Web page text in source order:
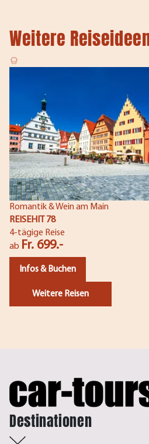
Weitere
Romantik & Wein am Main
REISEHIT 78
4-tägige Reise
ab Fr. 699.-
Infos & Buchen
Weitere Reisen
Destinationen